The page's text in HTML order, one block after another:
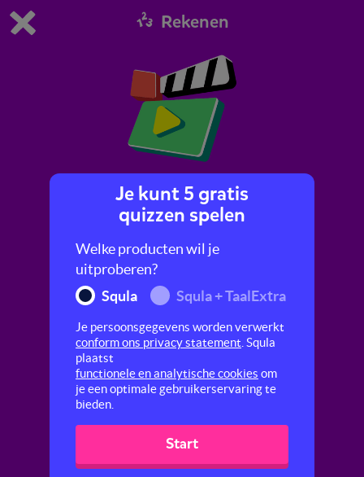
Dit is de gratis demo van Squla.
Bestel nu
0 1
Rekenen
Grote keersommen als 4 x 12
In dit filmpje leer je hoe je handig kunt
vermenigvuldigen met tientallen.
Je kunt 5 gratis
quizzen spelen
Welke producten wil je
uitproberen?
Squla
Squla + TaalExtra
Je persoonsgegevens worden verwerkt
conform ons privacy statement . Squla
plaatst
functionele en analytische cookies om
je een optimale gebruikerservaring te
bieden.
Start